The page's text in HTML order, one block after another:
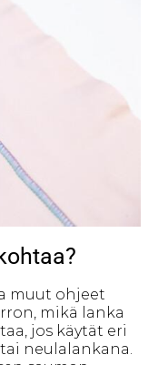
muut ohjeet
mikä lanka
jos käytät eri
neulalankana.